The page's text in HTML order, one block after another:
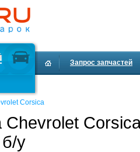
Запрос запчастей
Corsica
Chevrolet
у